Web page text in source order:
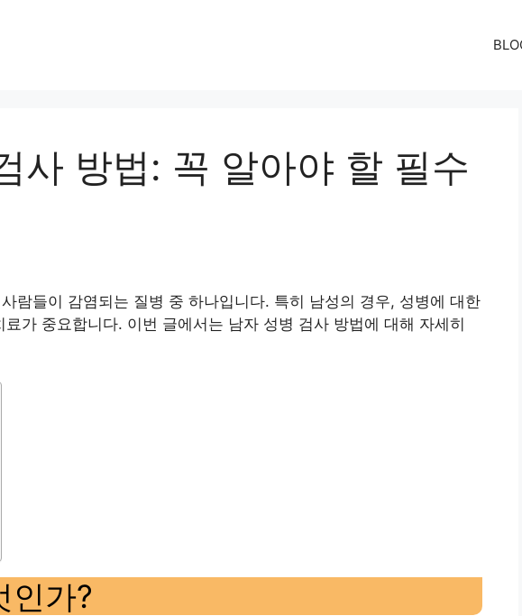
사 방법: 꼭 알아야 할 필수
람들이 감염되는 질병 중 하나입니다. 특히 남성의 경우, 성병에 대한
가 중요합니다. 이번 글에서는 남자 성병 검사 방법에 대해 자세히
인가?